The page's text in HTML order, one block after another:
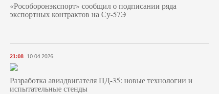
«Рособоронэкспорт» сообщил о подписании ряда
экспортных контрактов на Су-57Э
21:08 10.04.2026
Разработка авиадвигателя ПД-35: новые технологии и
испытательные стенды